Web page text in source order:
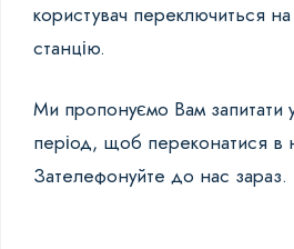
користувач переключиться
станцію.
Ми пропонуємо Вам запитати
період, щоб переконатися в
Зателефонуйте до нас зараз.